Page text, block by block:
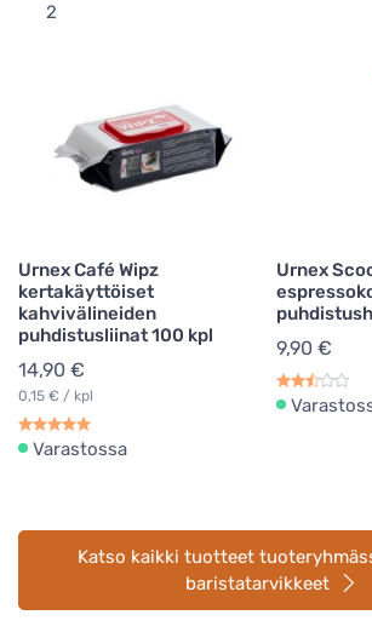
Puhdistusliinat
2
Urnex Café Wipz
kertakäyttöiset
kahvivälineiden
puhdistusliinat 100 kpl
14,90 €
0,15 € / kpl
Varastossa
Urnex
9,90 €
Katso kaikki tuotteet
baristatarvikkeet